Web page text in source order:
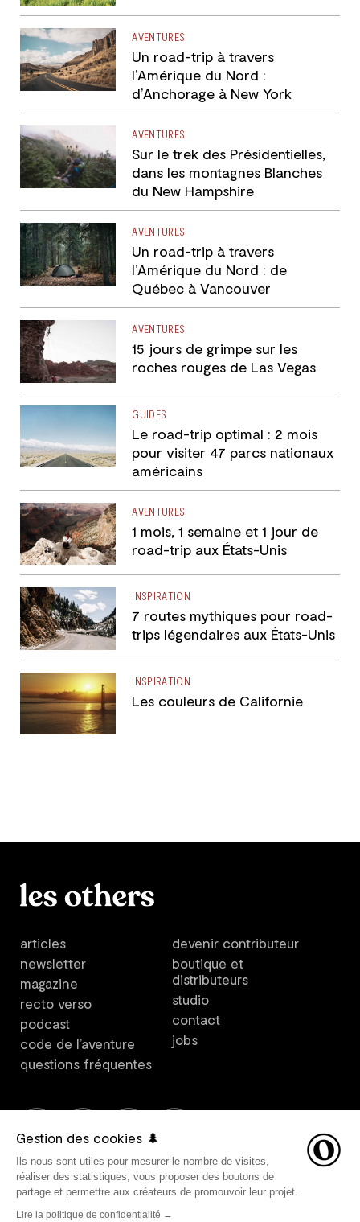
AVENTURES
Un road-trip à travers
l’Amérique du Nord :
d’Anchorage à New York
AVENTURES
Sur le trek des Présidentielles,
dans les montagnes Blanches
du New Hampshire
AVENTURES
Un road-trip à travers
l’Amérique du Nord : de
Québec à Vancouver
AVENTURES
15 jours de grimpe sur les
roches rouges de Las Vegas
GUIDES
Le road-trip optimal : 2 mois
pour visiter 47 parcs nationaux
américains
AVENTURES
1 mois, 1 semaine et 1 jour de
road-trip aux États-Unis
INSPIRATION
7 routes mythiques pour road-
trips légendaires aux États-Unis
INSPIRATION
Les couleurs de Californie
articles
newsletter
magazine
recto verso
podcast
code de l’aventure
questions fréquentes
devenir contributeur
boutique et
distributeurs
studio
contact
jobs
Les Others est un plateforme créée par Les Others Studio. ©
2021 Les Others SARL, tous droits réservés. Direction
artistique par Les Others Studio. Design graphique par
Gestion des cookies 🌲
Ils nous sont utiles pour mesurer le nombre de visites,
réaliser des statistiques, vous proposer des boutons de
partage et permettre aux créateurs de promouvoir leur projet.
Lire la politique de confidentialité →